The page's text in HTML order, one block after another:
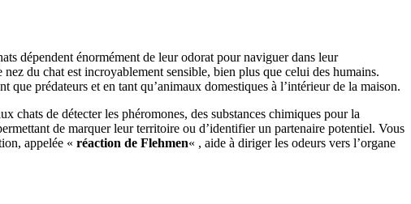
dépendent énormément de leur odorat pour naviguer dans leur
nez du chat est incroyablement sensible, bien plus que celui des humains.
prédateurs et en tant qu’animaux domestiques à l’intérieur de la maison.
chats de détecter les phéromones, des substances chimiques pour la
de marquer leur territoire ou d’identifier un partenaire potentiel. Vous
appelée « réaction de Flehmen« , aide à diriger les odeurs vers l’organe